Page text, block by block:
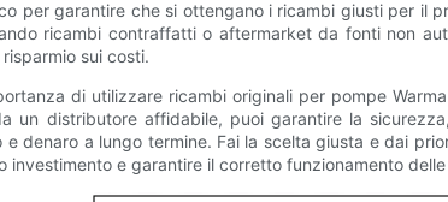
per garantire che si ottengano i ricambi giusti per il
ricambi contraffatti o aftermarket da fonti non
sui costi.
di utilizzare ricambi originali per pompe
un distributore affidabile, puoi garantire la
e denaro a lungo termine. Fai la scelta giusta e dai
investimento e garantire il corretto funzionamento